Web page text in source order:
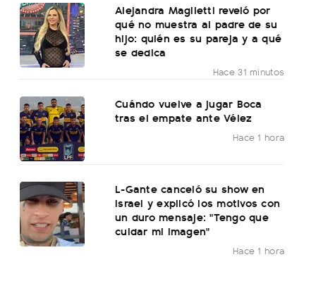
Alejandra Maglietti reveló por
qué no muestra al padre de su
hijo: quién es su pareja y a qué
se dedica
Hace 31 minutos
Cuándo vuelve a jugar Boca
tras el empate ante Vélez
Hace 1 hora
L-Gante canceló su show en
Israel y explicó los motivos con
un duro mensaje: "Tengo que
cuidar mi imagen"
Hace 1 hora